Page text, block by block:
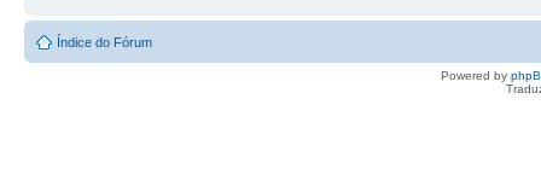
Índice do Fórum
Powered by